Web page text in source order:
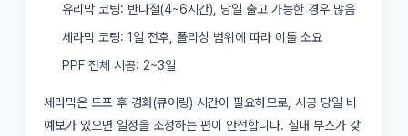
유리막 코팅: 반나절(4~6시간), 당일 출고 가능한 경우 많음
세라믹 코팅: 1일 전후, 폴리싱 범위에 따라 이틀 소요
PPF 전체 시공: 2~3일
세라믹은 도포 후 경화(큐어링) 시간이 필요하므로, 시공 당일 비
예보가 있으면 일정을 조정하는 편이 안전합니다. 실내 부스가 갖